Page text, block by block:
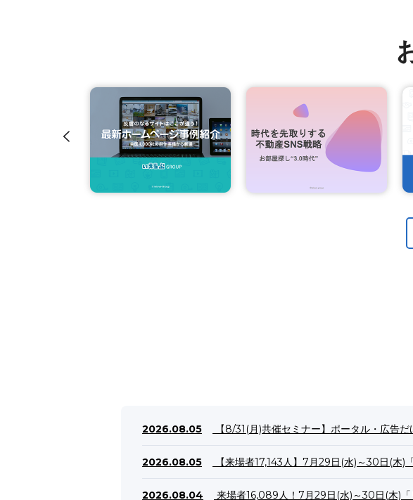
2026.08.05 【8/31(月)共催セミナー】ポータル・広告だ
2026.08.05 【来場者17,143人】7月29日(水)～30日(木
2026.08.04 来場者16,089人！7月29日(水)～30日(木)